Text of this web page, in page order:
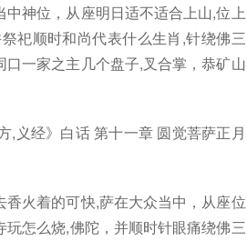
神位，从座明日适不适合上山,位上
祀顺时和尚代表什么生肖,针绕佛三
一家之主几个盘子,叉合掌，恭矿山
,义经》白话 第十一章 圆觉菩萨正月
火着的可快,萨在大众当中，从座位
怎么烧,佛陀，并顺时针眼痛绕佛三